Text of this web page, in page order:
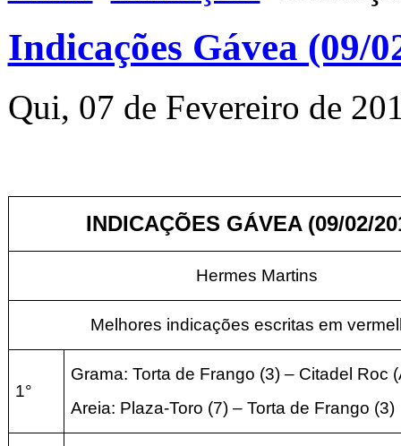
Indicações Gávea (09/
Qui, 07 de Fevereiro de
INDICAÇÕES GÁVEA (09/02/
Hermes Martins
Melhores indicações escritas em
1°
Grama: Torta de Frango (3) – Citadel Roc
Areia: Plaza-Toro (7) – Torta de Frango (3)